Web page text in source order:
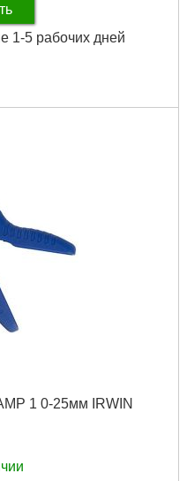
1-5 рабочих дней
1 0-25мм IRWIN